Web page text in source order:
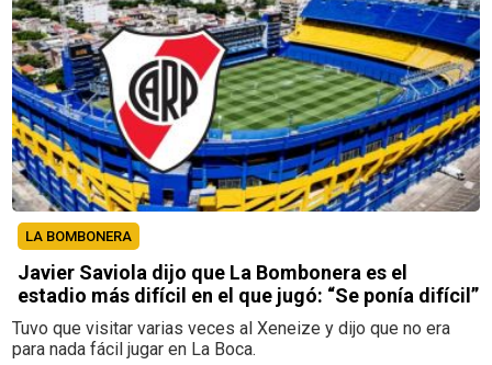
LA BOMBONERA
Javier Saviola dijo que La Bombonera es el
estadio más difícil en el que jugó: “Se ponía difícil”
Tuvo que visitar varias veces al Xeneize y dijo que no era
para nada fácil jugar en La Boca.